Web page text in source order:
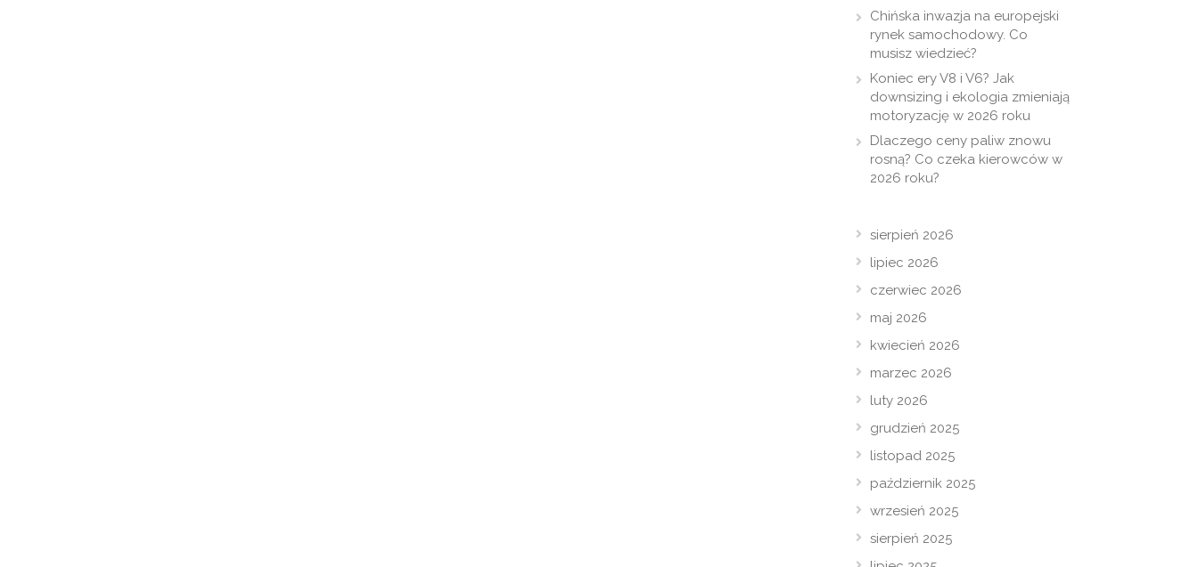
Chińska inwazja na europejski
rynek samochodowy. Co
musisz wiedzieć?
Koniec ery V8 i V6? Jak
downsizing i ekologia zmieniają
motoryzację w 2026 roku
Dlaczego ceny paliw znowu
rosną? Co czeka kierowców w
2026 roku?
sierpień 2026
lipiec 2026
czerwiec 2026
maj 2026
kwiecień 2026
marzec 2026
luty 2026
grudzień 2025
listopad 2025
październik 2025
wrzesień 2025
sierpień 2025